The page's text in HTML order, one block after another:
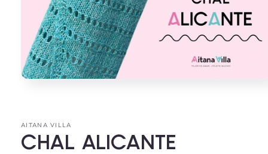
AITANA VILLA
CHAL ALICANTE